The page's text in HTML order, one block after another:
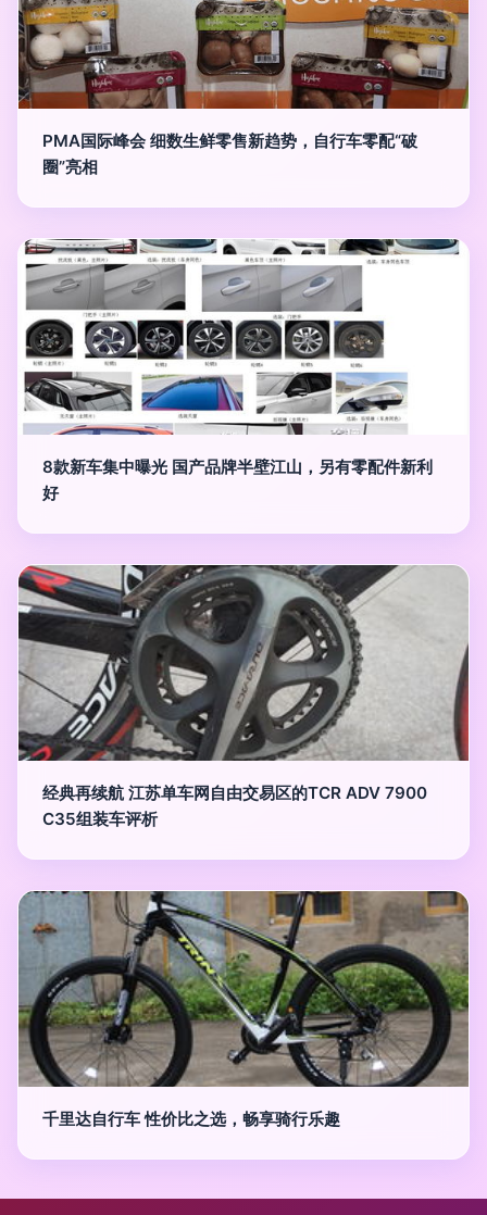
PMA国际峰会 细数生鲜零售新趋势，自行车零配“破
圈”亮相
8款新车集中曝光 国产品牌半壁江山，另有零配件新利
好
经典再续航 江苏单车网自由交易区的TCR ADV 7900
C35组装车评析
千里达自行车 性价比之选，畅享骑行乐趣